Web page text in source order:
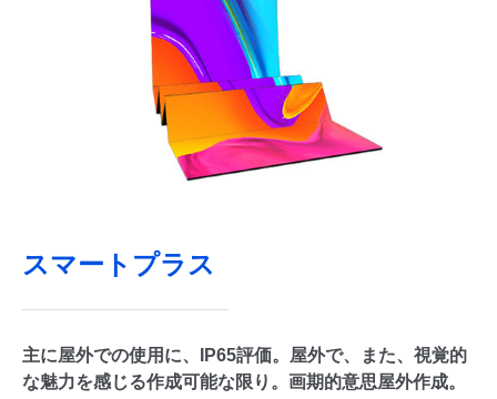
スマートプラス
主に屋外での使用に、IP65評価。屋外で、また、視覚的
な魅力を感じる作成可能な限り。画期的意思屋外作成。